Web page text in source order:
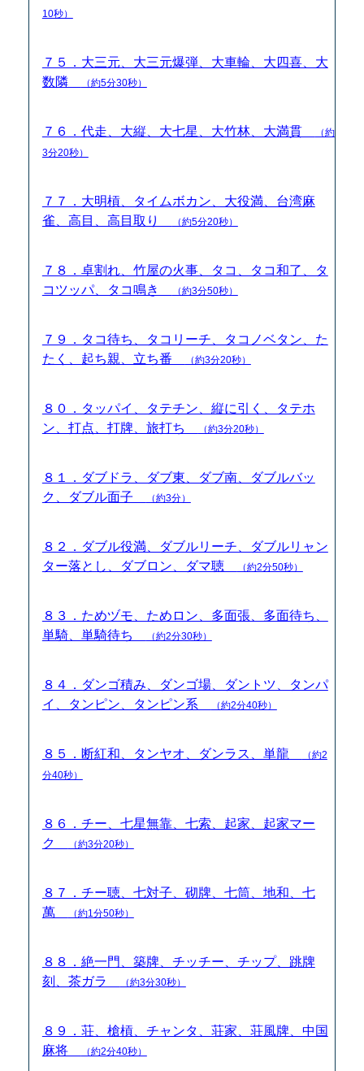
10秒）
７５．大三元、大三元爆弾、大車輪、大四喜、大
数隣
（約5分30秒）
７６．代走、大縦、大七星、大竹林、大満貫
（約
3分20秒）
７７．大明槓、タイムボカン、大役満、台湾麻
雀、高目、高目取り
（約5分20秒）
７８．卓割れ、竹屋の火事、タコ、タコ和了、タ
コツッパ、タコ鳴き
（約3分50秒）
７９．タコ待ち、タコリーチ、タコノベタン、た
たく、起ち親、立ち番
（約3分20秒）
８０．タッパイ、タテチン、縦に引く、タテホ
ン、打点、打牌、旅打ち
（約3分20秒）
８１．ダブドラ、ダブ東、ダブ南、ダブルバッ
ク、ダブル面子
（約3分）
８２．ダブル役満、ダブルリーチ、ダブルリャン
ター落とし、ダブロン、ダマ聴
（約2分50秒）
８３．ためヅモ、ためロン、多面張、多面待ち、
単騎、単騎待ち
（約2分30秒）
８４．ダンゴ積み、ダンゴ場、ダントツ、タンパ
イ、タンピン、タンピン系
（約2分40秒）
８５．断紅和、タンヤオ、ダンラス、単龍
（約2
分40秒）
８６．チー、七星無靠、七索、起家、起家マー
ク
（約3分20秒）
８７．チー聴、七対子、砌牌、七筒、地和、七
萬
（約1分50秒）
８８．絶一門、築牌、チッチー、チップ、跳牌
刻、茶ガラ
（約3分30秒）
８９．荘、槍槓、チャンタ、荘家、荘風牌、中国
麻将
（約2分40秒）